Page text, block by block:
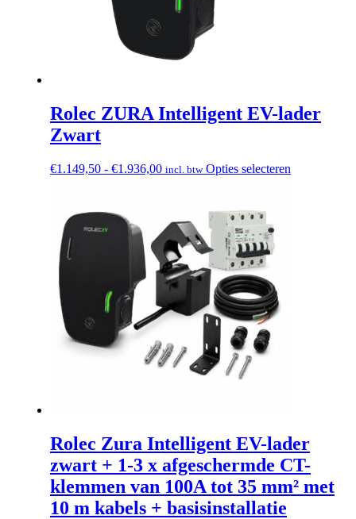
Rolec ZURA Intelligent EV-lader
Zwart
€1.149,50 - €1.936,00Prijsklasse:
€1.936,00
incl. btw Opties selecteren
Rolec Zura Intelligent EV-lader
zwart + 1-3 x afgeschermde CT-
klemmen van 100A tot 35 mm² met
10 m kabels + basisinstallatie